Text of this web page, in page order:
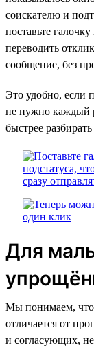
соискателю и
поставьте
переводить
сообщение, без
Это удобно, если
не нужно каждый
быстрее
Для
Мы понимаем, что
отличается от
и согласующих, не